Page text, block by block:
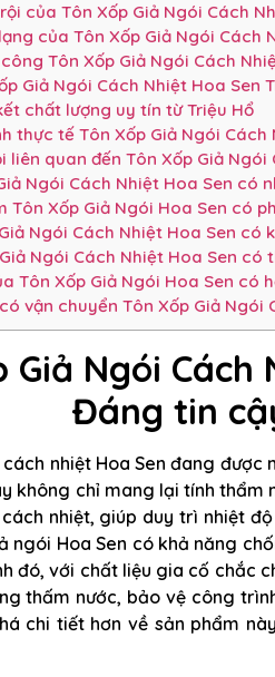
của Tôn Xốp Giả Ngói Cách
của Tôn Xốp Giả Ngói Cách
Tôn Xốp Giả Ngói Cách
Giả Ngói Cách Nhiệt Hoa Sen
chất lượng uy tín từ Triệu Hổ
thực tế Tôn Xốp Giả Ngói
liên quan đến Tôn Xốp Giả Ngói
Ngói Cách Nhiệt Hoa Sen có
Tôn Xốp Giả Ngói Hoa Sen có
Ngói Cách Nhiệt Hoa Sen có
Ngói Cách Nhiệt Hoa Sen
Tôn Xốp Giả Ngói Hoa Sen có
vận chuyển Tôn Xốp Giả
Giả Ngói
Đáng tin
nhiệt Hoa Sen đang được
không chỉ mang lại tính
nhiệt, giúp duy trì nhiệt
ngói Hoa Sen có khả năng
đó, với chất liệu gia cố chắc
thấm nước, bảo vệ công
chi tiết hơn về sản phẩm